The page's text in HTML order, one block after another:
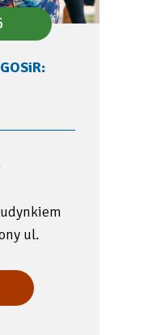
ul.